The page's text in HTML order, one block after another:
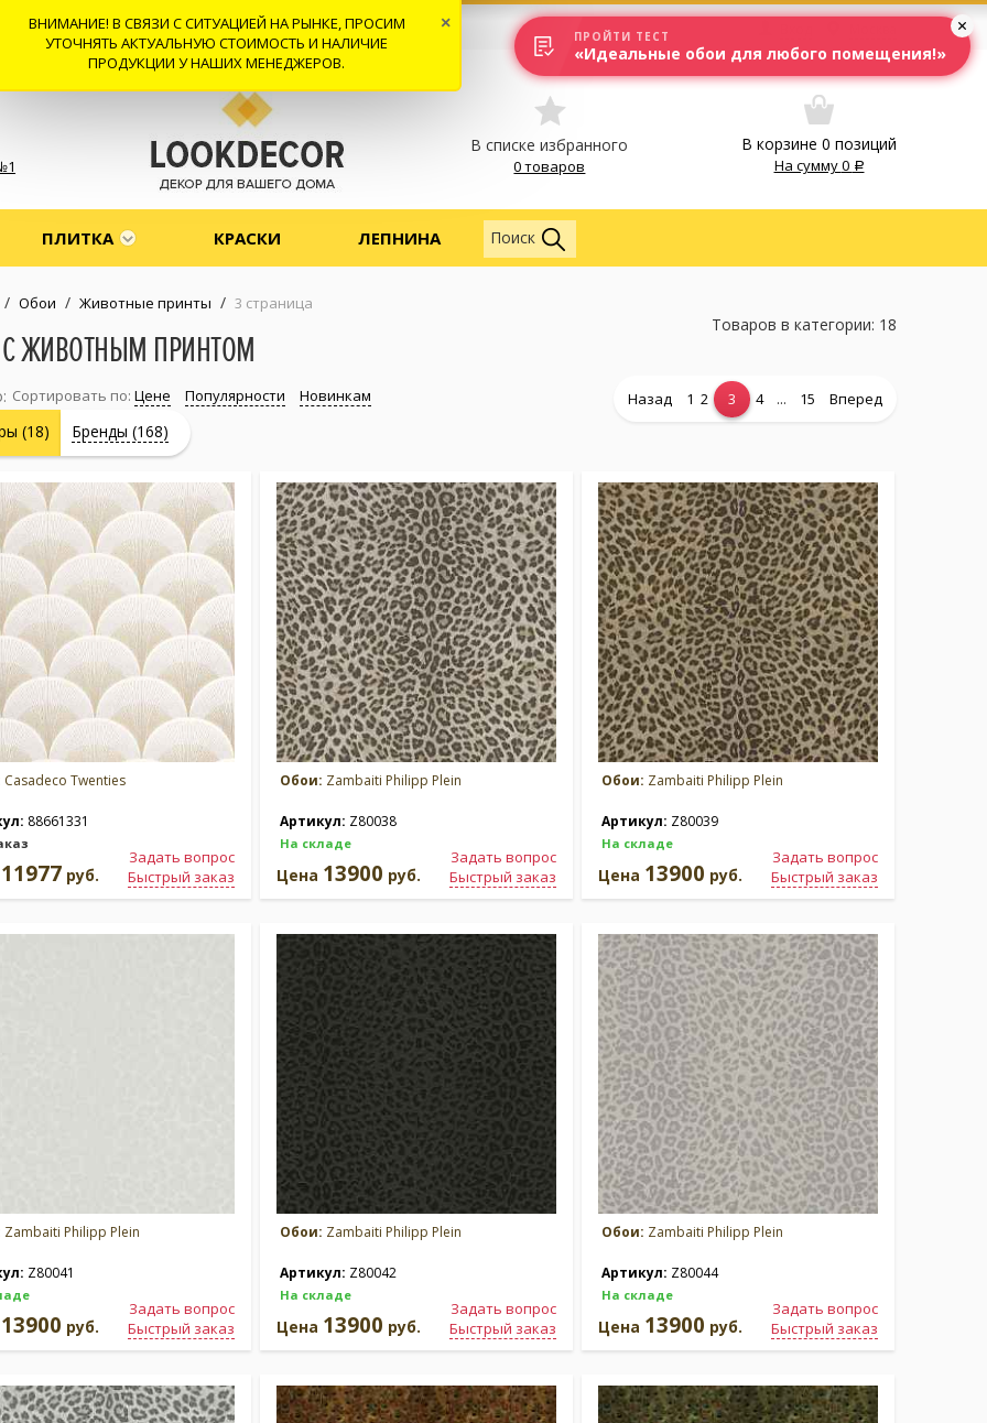
ДОСТАВКА СОТРУДНИЧЕСТВО КОНТАКТЫ ОТЗЫВЫ
В списке избранного
0 товаров
В корзине 0 позиций
На сумму0
ПЛИТКА КРАСКИ ЛЕПНИНА Обои
Поиск
/ Обои / Животные принты / 3 страница
ЖИВОТНЫМ ПРИНТОМ
Товаров в категории: 18
Сортировать по: Цене Популярности Новинкам Назад 1 2 3 4 ... 15 Вперед
(18)
Бренды (168)
Casadeco Twenties
88661331
Задать вопрос
Быстрый заказ
11977 руб.
Обои: Zambaiti Philipp Plein
Артикул: Z80038
На складе
Задать вопрос
Быстрый заказ
Цена 13900 руб.
Обои: Zambaiti Philipp Plein
Артикул: Z80039
На складе
Задать вопрос
Быстрый заказ
Цена 13900 руб.
Zambaiti Philipp Plein
Z80041
Задать вопрос
Быстрый заказ
13900 руб.
Обои: Zambaiti Philipp Plein
Артикул: Z80042
На складе
Задать вопрос
Быстрый заказ
Цена 13900 руб.
Обои: Zambaiti Philipp Plein
Артикул: Z80044
На складе
Задать вопрос
Быстрый заказ
Цена 13900 руб.
ВНИМАНИЕ! В СВЯЗИ С СИТУАЦИЕЙ НА РЫНКЕ, ПРОСИМ
УТОЧНЯТЬ АКТУАЛЬНУЮ СТОИМОСТЬ И НАЛИЧИЕ
ПРОДУКЦИИ У НАШИХ МЕНЕДЖЕРОВ.
×
ПРОЙТИ ТЕСТ
«Идеальные обои для любого помещения!»